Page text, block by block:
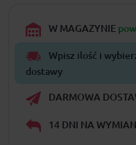
W MAGAZYNIE
Wpisz ilość i
dostawy
DARMOWA
14 DNI NA